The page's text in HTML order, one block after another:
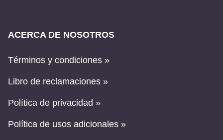
ACERCA DE NOSOTROS
Términos y condiciones »
Libro de reclamaciones »
Política de privacidad »
Política de usos adicionales »